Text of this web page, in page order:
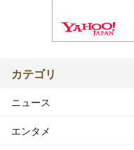
カテゴリ
ニュース
エンタメ